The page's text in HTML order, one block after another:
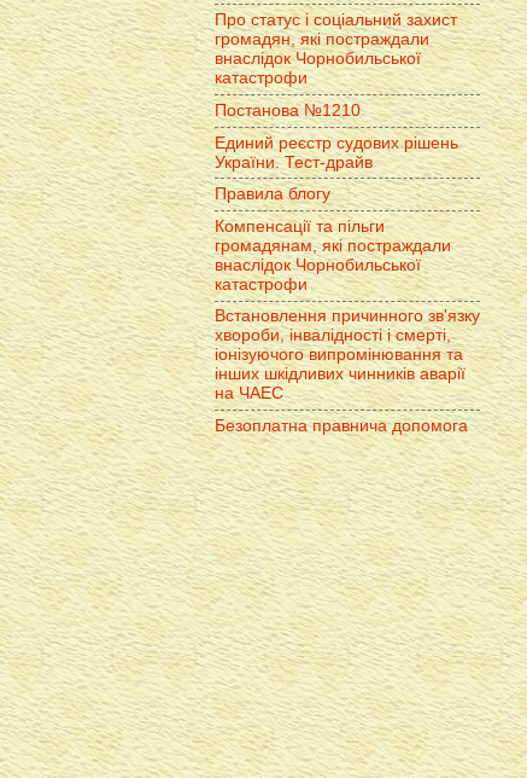
Про статус і соціальний захист
громадян, які постраждали
внаслідок Чорнобильської
катастрофи
Постанова №1210
Единий реєстр судових рішень
України. Тест-драйв
Правила блогу
Компенсації та пільги
громадянам, які постраждали
внаслідок Чорнобильської
катастрофи
Встановлення причинного зв'язку
хвороби, інвалідності і смерті,
іонізуючого випромінювання та
інших шкідливих чинників аварії
на ЧАЕС
Безоплатна правнича допомога